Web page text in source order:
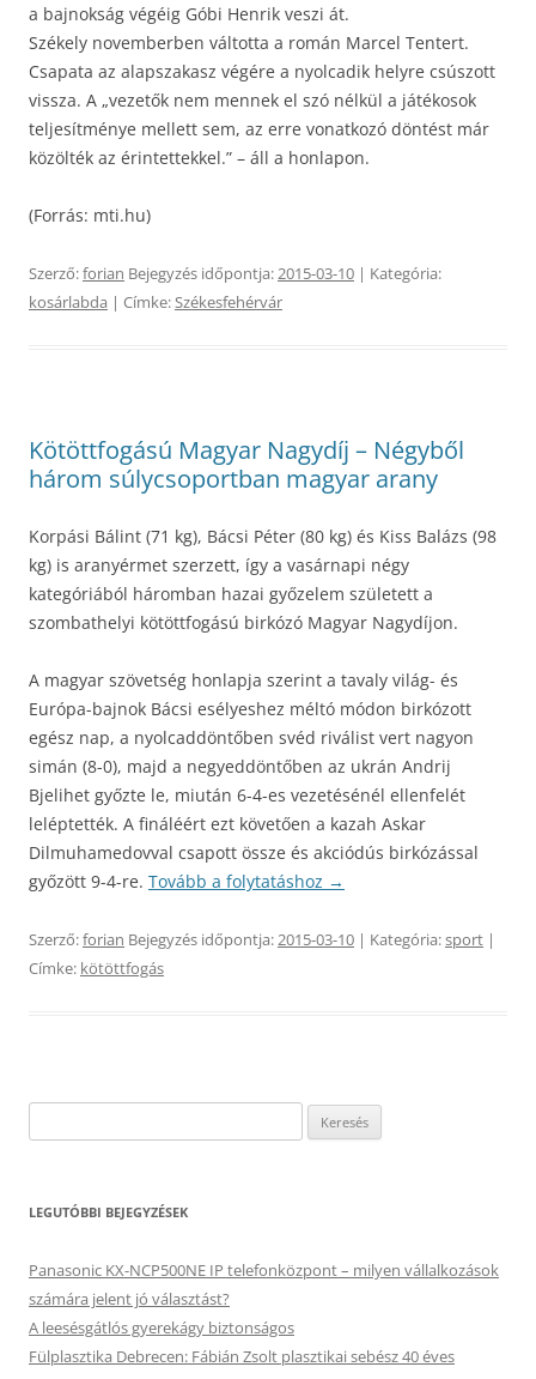
a bajnokság végéig Góbi Henrik veszi át.
Székely novemberben váltotta a román Marcel Tentert.
Csapata az alapszakasz végére a nyolcadik helyre csúszott
vissza. A „vezetők nem mennek el szó nélkül a játékosok
teljesítménye mellett sem, az erre vonatkozó döntést már
közölték az érintettekkel.” – áll a honlapon.
(Forrás: mti.hu)
Szerző:forian Bejegyzés időpontja: 2015-03-10 | Kategória:
kosárlabda | Címke: Székesfehérvár
Kötöttfogású Magyar Nagydíj – Négyből
három súlycsoportban magyar arany
Korpási Bálint (71 kg), Bácsi Péter (80 kg) és Kiss Balázs (98
kg) is aranyérmet szerzett, így a vasárnapi négy
kategóriából háromban hazai győzelem született a
szombathelyi kötöttfogású birkózó Magyar Nagydíjon.
A magyar szövetség honlapja szerint a tavaly világ- és
Európa-bajnok Bácsi esélyeshez méltó módon birkózott
egész nap, a nyolcaddöntőben svéd riválist vert nagyon
simán (8-0), majd a negyeddöntőben az ukrán Andrij
Bjelihet győzte le, miután 6-4-es vezetésénél ellenfelét
leléptették. A fináléért ezt követően a kazah Askar
Dilmuhamedovval csapott össze és akciódús birkózással
győzött 9-4-re. Tovább a folytatáshoz →
Szerző:forian Bejegyzés időpontja: 2015-03-10 | Kategória:sport |
Címke: kötöttfogás
LEGUTÓBBI BEJEGYZÉSEK
Panasonic KX-NCP500NE IP telefonközpont – milyen vállalkozások
számára jelent jó választást?
A leesésgátlós gyerekágy biztonságos
Fülplasztika Debrecen: Fábián Zsolt plasztikai sebész 40 éves